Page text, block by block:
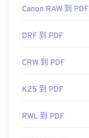
Canon RAW 到 PDF
DRF 到 PDF
CRW 到 PDF
K25 到 PDF
RWL 到 PDF